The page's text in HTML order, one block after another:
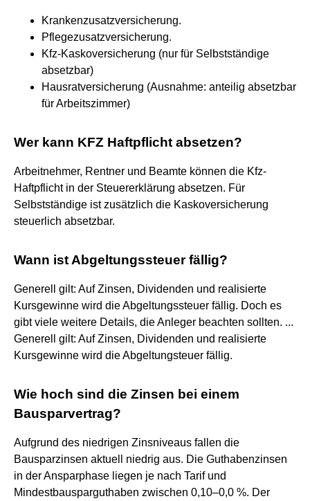
Krankenzusatzversicherung.
Pflegezusatzversicherung.
Kfz-Kaskoversicherung (nur für Selbstständige
absetzbar)
Hausratversicherung (Ausnahme: anteilig absetzbar
für Arbeitszimmer)
Wer kann KFZ Haftpflicht absetzen?
Arbeitnehmer, Rentner und Beamte können die Kfz-
Haftpflicht in der Steuererklärung absetzen. Für
Selbstständige ist zusätzlich die Kaskoversicherung
steuerlich absetzbar.
Wann ist Abgeltungssteuer fällig?
Generell gilt: Auf Zinsen, Dividenden und realisierte
Kursgewinne wird die Abgeltungssteuer fällig. Doch es
gibt viele weitere Details, die Anleger beachten sollten. ...
Generell gilt: Auf Zinsen, Dividenden und realisierte
Kursgewinne wird die Abgeltungsteuer fällig.
Wie hoch sind die Zinsen bei einem
Bausparvertrag?
Aufgrund des niedrigen Zinsniveaus fallen die
Bausparzinsen aktuell niedrig aus. Die Guthabenzinsen
in der Ansparphase liegen je nach Tarif und
Mindestbausparguthaben zwischen 0,10–0,0 %. Der